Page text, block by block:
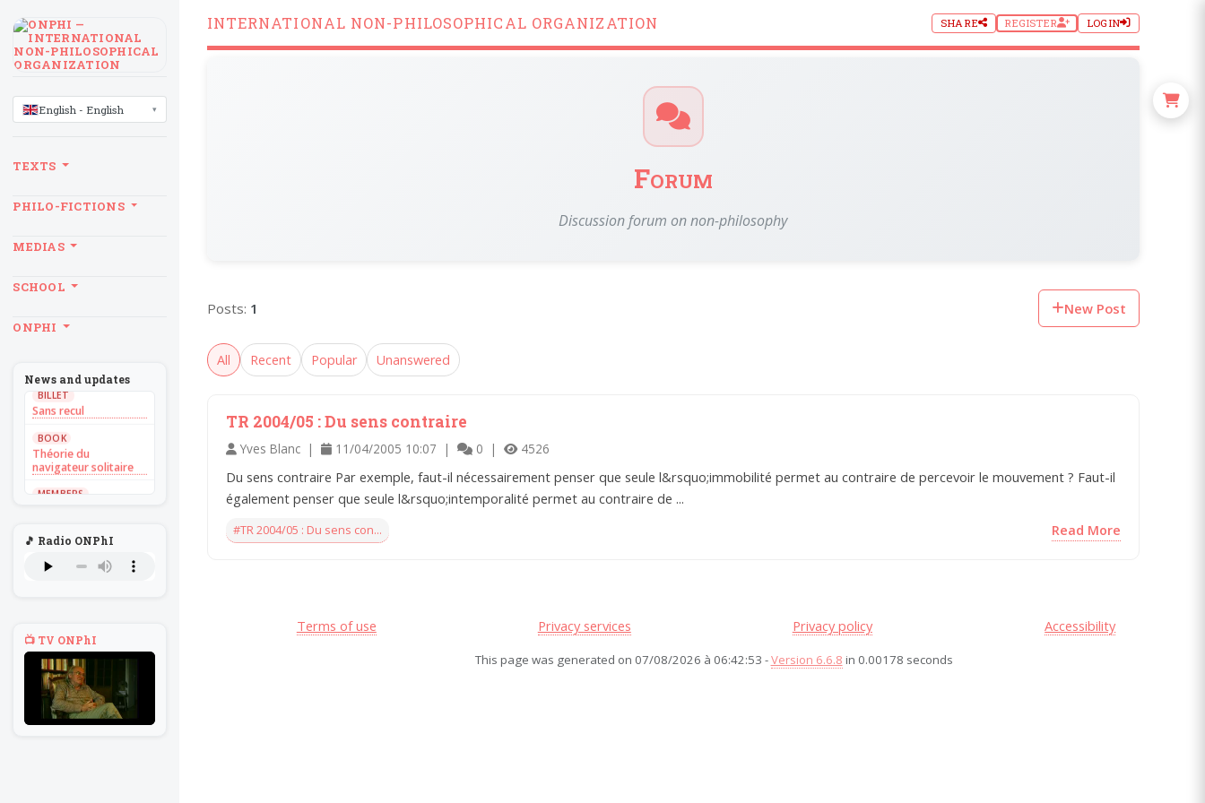
INTERNATIONAL NON-PHILOSOPHICAL ORGANIZATION SHARE REGISTER LOGIN
Forum
Discussion forum on non-philosophy
Posts: 1 New Post
All Recent Popular Unanswered
TR 2004/05 : Du sens contraire
Yves Blanc | 11/04/2005 10:07 | 0 | 4526
Du sens contraire Par exemple, faut-il nécessairement penser que seule l&rsquo;immobilité permet au contraire de percevoir le mouvement ? Faut-il
également penser que seule l&rsquo;intemporalité permet au contraire de ...
#TR 2004/05 : Du sens con... Read More
Terms of use Privacy services Privacy policy Accessibility
This page was generated on 07/08/2026 à 06:42:53 -Version 6.6.8 in 0.00178 seconds
LANGUAGE
English - English
TEXTS
PHILO-FICTIONS
MEDIAS
SCHOOL
ONPHI
News and updates
BILLET
Sans recul
BOOK
Théorie du
navigateur solitaire
MEMBERS
NEWS
Introduire
l'hypothèse en
philosophie
au feu direct
BILLET
Sans recul
BOOK
Théorie du
🎵 Radio ONPhI
📺 TV ONPhI